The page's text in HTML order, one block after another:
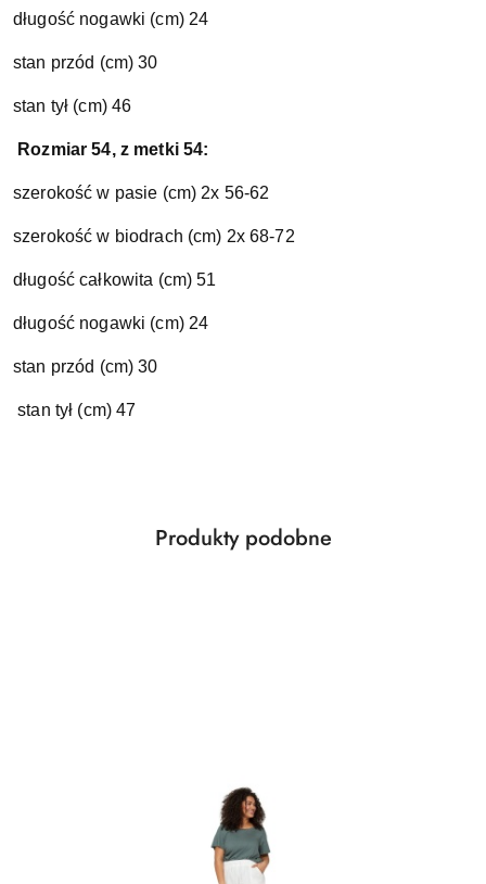
długość nogawki (cm) 24
stan przód (cm) 30
stan tył (cm) 46
Rozmiar 54, z metki 54:
szerokość w pasie (cm) 2x 56-62
szerokość w biodrach (cm) 2x 68-72
długość całkowita (cm) 51
długość nogawki (cm) 24
stan przód (cm) 30
stan tył (cm) 47
Pomiń karuzelę produktów
Produkty
Produkty podobne